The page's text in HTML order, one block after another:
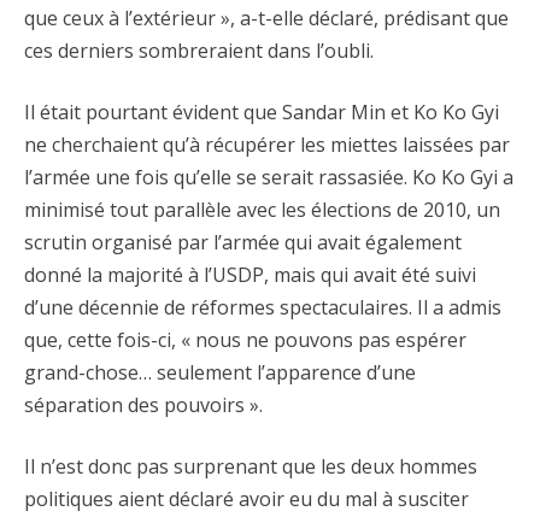
que ceux à l’extérieur », a-t-elle déclaré, prédisant que
ces derniers sombreraient dans l’oubli.
Il était pourtant évident que Sandar Min et Ko Ko Gyi
ne cherchaient qu’à récupérer les miettes laissées par
l’armée une fois qu’elle se serait rassasiée. Ko Ko Gyi a
minimisé tout parallèle avec les élections de 2010, un
scrutin organisé par l’armée qui avait également
donné la majorité à l’USDP, mais qui avait été suivi
d’une décennie de réformes spectaculaires. Il a admis
que, cette fois-ci, « nous ne pouvons pas espérer
grand-chose… seulement l’apparence d’une
séparation des pouvoirs ».
Il n’est donc pas surprenant que les deux hommes
politiques aient déclaré avoir eu du mal à susciter